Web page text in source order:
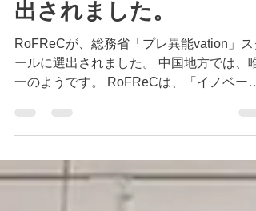
vation」スクールに、選
出されました。
RoFReCが、総務省「プレ異能vation」ス
一のようです。 RoFReCは、「イノベーシ
ョン」を目指して、さまざまな教育活動に
り組んでおりますが、 イノベーションを興
す上で、“人”がもっとも大事という考えに
感しております。...